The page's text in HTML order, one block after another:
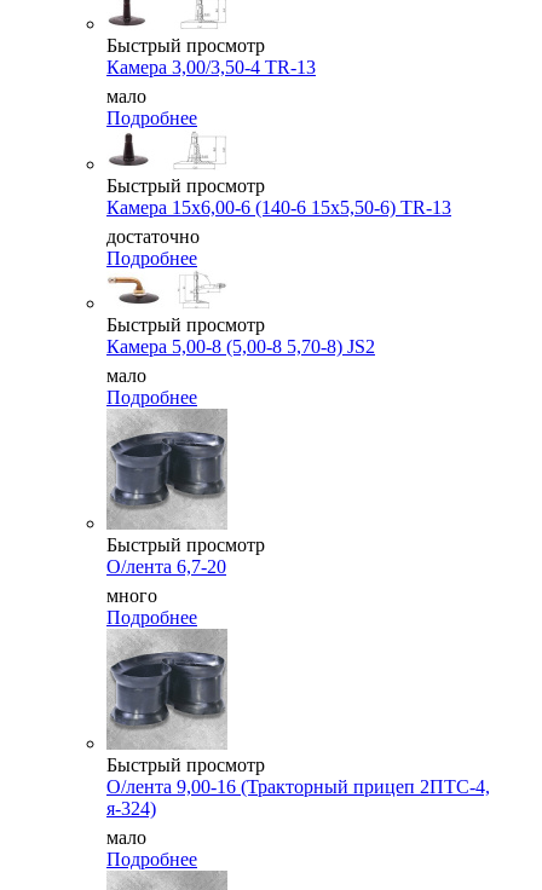
Быстрый просмотр
Камера 3,00/3,50-4 TR-13
мало
Подробнее
Быстрый просмотр
Камера 15x6,00-6 (140-6 15x5,50-6) TR-13
достаточно
Подробнее
Быстрый просмотр
Камера 5,00-8 (5,00-8 5,70-8) JS2
мало
Подробнее
Быстрый просмотр
О/лента 6,7-20
много
Подробнее
Быстрый просмотр
О/лента 9,00-16 (Тракторный прицеп 2ПТС-4,
я-324)
мало
Подробнее